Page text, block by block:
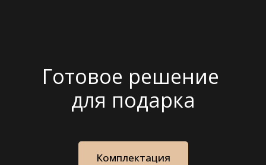
Готовое решение
для подарка
Комплектация